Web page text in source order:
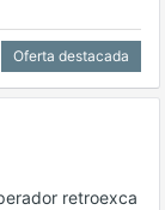
Oferta destacada
retroexca